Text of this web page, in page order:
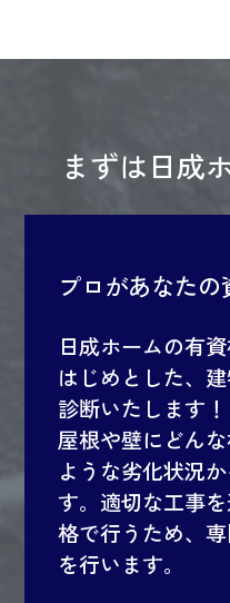
まずは日成
プロがあなたの
日成ホームの有
はじめとした、
診断いたします！
屋根や壁にどん
ような劣化状況
す。適切な工事
格で行うため、
を行います。